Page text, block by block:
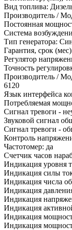
Вид топлива:
Производитель /
Постоянная
Система
Тип генератора:
Гарантия, срок
Регулятор
Точность
Производитель /
6120
Язык интерфейса
Потребляемая
Сигнал тревоги -
Звуковой сигнал
Сигнал тревоги -
Контроль
Частотомер: да
Счетчик часов
Индикация уровня
Индикация силы
Индикация числа
Индикация
Индикация
Индикация
Индикация
Индикация